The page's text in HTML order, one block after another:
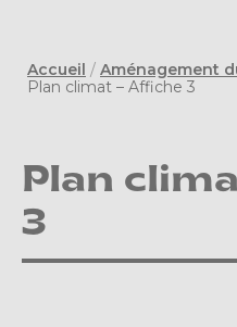
Accueil / Aménagement
Plan climat – Affiche 3
Plan
3